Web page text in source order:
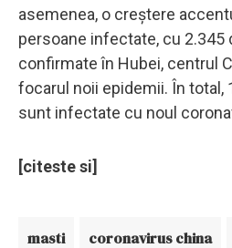
asemenea, o creştere
persoane infectate, cu 2.345
confirmate în Hubei, centrul
focarul noii epidemii. În total,
sunt infectate cu noul
[citeste si]
masti coronavirus china